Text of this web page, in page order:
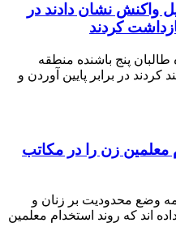
واکنش نشان دادند در
کردند
پنج باشنده منطقه
در برابر پایین آوردن و
زن را در مکاتب
محدودیت بر زنان و
روند استخدام معلمین